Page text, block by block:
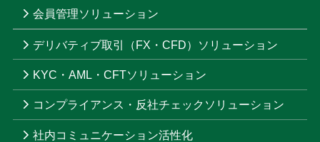
会員管理ソリューション
デリバティブ取引（FX・CFD）ソリューション
KYC・AML・CFTソリューション
コンプライアンス・反社チェックソリューション
社内コミュニケーション活性化